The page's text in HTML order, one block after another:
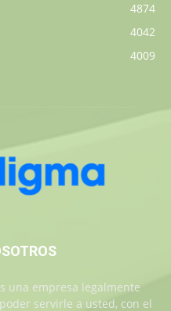
4874
4042
4009
una empresa legalmente
servirle a usted, con el